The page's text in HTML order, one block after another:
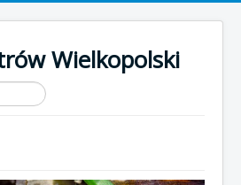
Wielkopolski